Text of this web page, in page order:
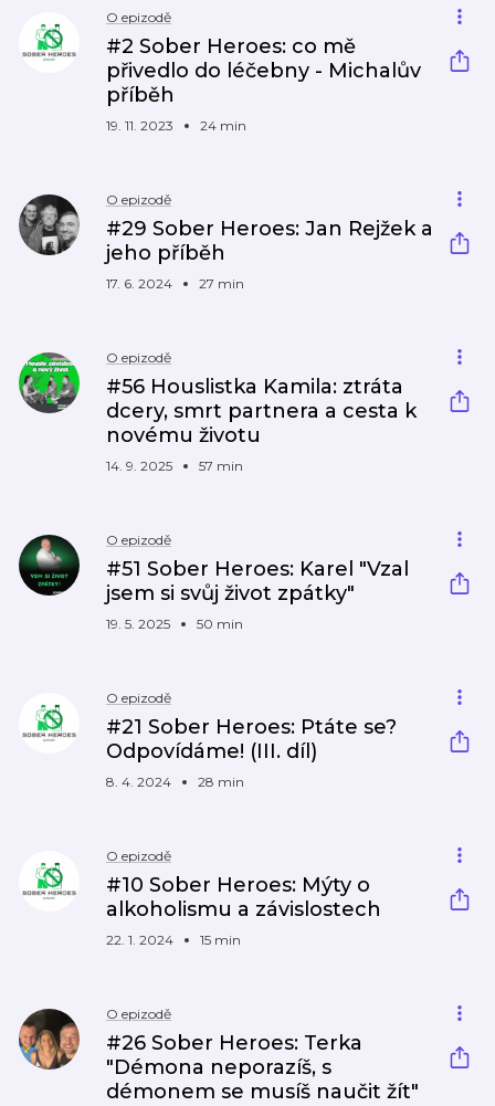
O epizodě
#2 Sober Heroes: co mě
přivedlo do léčebny - Michalův
příběh
19. 11. 2023 24 min
O epizodě
#29 Sober Heroes: Jan Rejžek a
jeho příběh
17. 6. 2024 27 min
O epizodě
#56 Houslistka Kamila: ztráta
dcery, smrt partnera a cesta k
novému životu
14. 9. 2025 57 min
O epizodě
#51 Sober Heroes: Karel "Vzal
jsem si svůj život zpátky"
19. 5. 2025 50 min
O epizodě
#21 Sober Heroes: Ptáte se?
Odpovídáme! (III. díl)
8. 4. 2024 28 min
O epizodě
#10 Sober Heroes: Mýty o
alkoholismu a závislostech
22. 1. 2024 15 min
O epizodě
#26 Sober Heroes: Terka
"Démona neporazíš, s
démonem se musíš naučit žít"